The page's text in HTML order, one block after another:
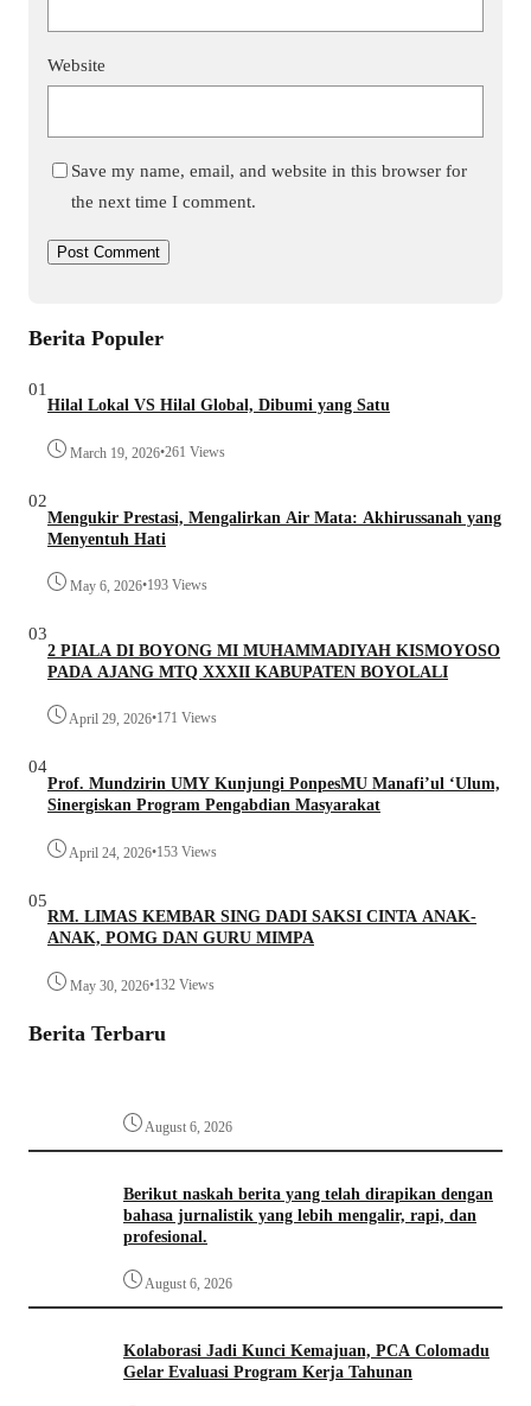
Website
Save my name, email, and website in this browser for
the next time I comment.
Berita Populer
01
Hilal Lokal VS Hilal Global, Dibumi yang Satu
March 19, 2026•261 Views
02
Mengukir Prestasi, Mengalirkan Air Mata: Akhirussanah yang
Menyentuh Hati
May 6, 2026•193 Views
03
2 PIALA DI BOYONG MI MUHAMMADIYAH KISMOYOSO
PADA AJANG MTQ XXXII KABUPATEN BOYOLALI
April 29, 2026•171 Views
04
Prof. Mundzirin UMY Kunjungi PonpesMU Manafi’ul ‘Ulum,
Sinergiskan Program Pengabdian Masyarakat
April 24, 2026•153 Views
05
RM. LIMAS KEMBAR SING DADI SAKSI CINTA ANAK-
ANAK, POMG DAN GURU MIMPA
May 30, 2026•132 Views
Berita Terbaru
August 6, 2026
Berikut naskah berita yang telah dirapikan dengan
bahasa jurnalistik yang lebih mengalir, rapi, dan
profesional.
August 6, 2026
Kolaborasi Jadi Kunci Kemajuan, PCA Colomadu
Gelar Evaluasi Program Kerja Tahunan